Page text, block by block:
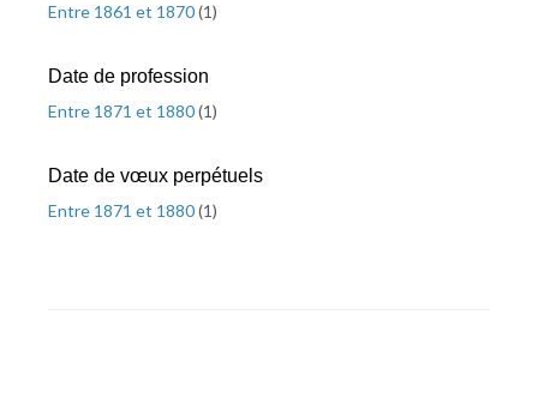
Entre 1861 et 1870(1)
Date de profession
Entre 1871 et 1880(1)
Date de vœux perpétuels
Entre 1871 et 1880(1)